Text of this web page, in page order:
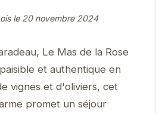
le 20 novembre 2024
Le Mas de la Rose
et authentique en
vignes et d'oliviers, cet
promet un séjour